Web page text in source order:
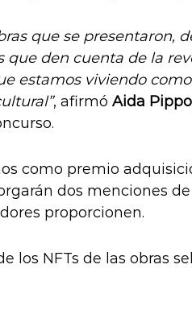
que se presentaron,
den cuenta de la
estamos viviendo
, afirmó Aida Pippo
como premio
dos menciones
proporcionen.
los NFTs de las obras